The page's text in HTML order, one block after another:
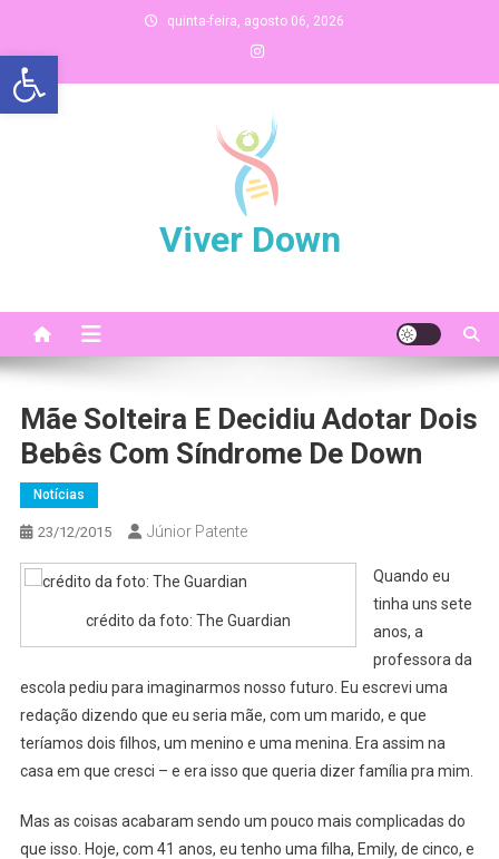
Abrir a barra de ferramentas
content
quinta-feira, agosto 06, 2026
Viver Down
Mãe Solteira E Decidiu Adotar Dois
Bebês Com Síndrome De Down
Notícias
23/12/2015 Júnior Patente
crédito da foto: The Guardian
Quando eu
tinha uns sete
anos, a
professora da
escola pediu para imaginarmos nosso futuro. Eu escrevi uma
redação dizendo que eu seria mãe, com um marido, e que
teríamos dois filhos, um menino e uma menina. Era assim na
casa em que cresci – e era isso que queria dizer família pra mim.
Mas as coisas acabaram sendo um pouco mais complicadas do
que isso. Hoje, com 41 anos, eu tenho uma filha, Emily, de cinco, e